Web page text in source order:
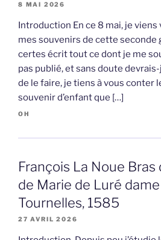
8 MAI 2026
Introduction En ce 8 mai, je viens
mes souvenirs de cette seconde
certes écrit tout ce dont je me
pas publié, et sans doute
de le faire, je tiens à vous conter
souvenir d’enfant que […]
OH
François La Noue Bras
de Marie de Luré
Tournelles, 1585
27 AVRIL 2026